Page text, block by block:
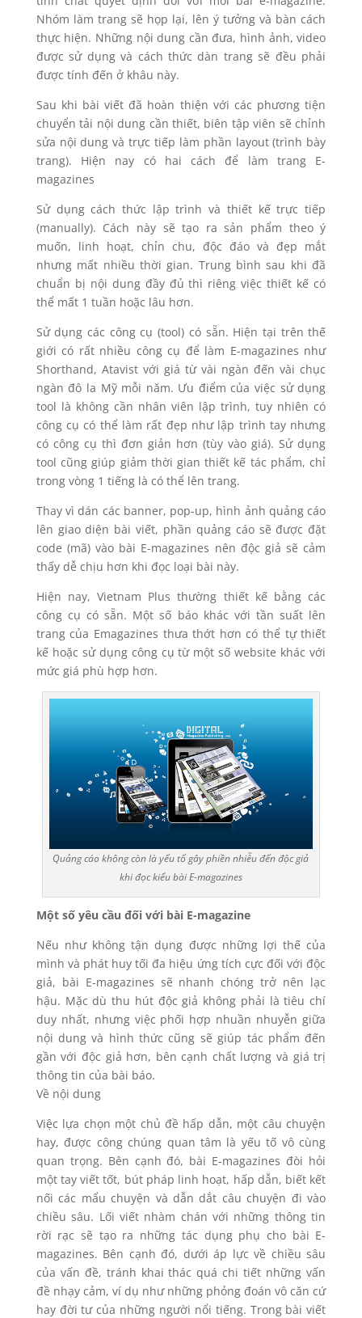
Nhóm làm trang sẽ họp lại, lên ý tưởng và bàn cách
thực hiện. Những nội dung cần đưa, hình ảnh, video
được sử dụng và cách thức dàn trang sẽ đều phải
được tính đến ở khâu này.
Sau khi bài viết đã hoàn thiện với các phương tiện
chuyển tải nội dung cần thiết, biên tập viên sẽ chỉnh
sửa nội dung và trực tiếp làm phần layout (trình bày
trang). Hiện nay có hai cách để làm trang E-
magazines
Sử dụng cách thức lập trình và thiết kế trực tiếp
(manually). Cách này sẽ tạo ra sản phẩm theo ý
muốn, linh hoạt, chỉn chu, độc đáo và đẹp mắt
nhưng mất nhiều thời gian. Trung bình sau khi đã
chuẩn bị nội dung đầy đủ thì riêng việc thiết kế có
thể mất 1 tuần hoặc lâu hơn.
Sử dụng các công cụ (tool) có sẵn. Hiện tại trên thế
giới có rất nhiều công cụ để làm E-magazines như
Shorthand, Atavist với giá từ vài ngàn đến vài chục
ngàn đô la Mỹ mỗi năm. Ưu điểm của việc sử dụng
tool là không cần nhân viên lập trình, tuy nhiên có
công cụ có thể làm rất đẹp như lập trình tay nhưng
có công cụ thì đơn giản hơn (tùy vào giá). Sử dụng
tool cũng giúp giảm thời gian thiết kế tác phẩm, chỉ
trong vòng 1 tiếng là có thể lên trang.
Thay vì dán các banner, pop-up, hình ảnh quảng cáo
lên giao diện bài viết, phần quảng cáo sẽ được đặt
code (mã) vào bài E-magazines nên độc giả sẽ cảm
thấy dễ chịu hơn khi đọc loại bài này.
Hiện nay, Vietnam Plus thường thiết kế bằng các
công cụ có sẵn. Một số báo khác với tần suất lên
trang của Emagazines thưa thớt hơn có thể tự thiết
kế hoặc sử dụng công cụ từ một số website khác với
mức giá phù hợp hơn.
Quảng cáo không còn là yếu tố gây phiền nhiễu đến độc giả
khi đọc kiểu bài E-magazines
Một số yêu cầu đối với bài E-magazine
Nếu như không tận dụng được những lợi thế của
mình và phát huy tối đa hiệu ứng tích cực đối với độc
giả, bài E-magazines sẽ nhanh chóng trở nên lạc
hậu. Mặc dù thu hút độc giả không phải là tiêu chí
duy nhất, nhưng việc phối hợp nhuần nhuyễn giữa
nội dung và hình thức cũng sẽ giúp tác phẩm đến
gần với độc giả hơn, bên cạnh chất lượng và giá trị
thông tin của bài báo.
Về nội dung
Việc lựa chọn một chủ đề hấp dẫn, một câu chuyện
hay, được công chúng quan tâm là yếu tố vô cùng
quan trọng. Bên cạnh đó, bài E-magazines đòi hỏi
một tay viết tốt, bút pháp linh hoạt, hấp dẫn, biết kết
nối các mẩu chuyện và dẫn dắt câu chuyện đi vào
chiều sâu. Lối viết nhàm chán với những thông tin
rời rạc sẽ tạo ra những tác dụng phụ cho bài E-
magazines. Bên cạnh đó, dưới áp lực về chiều sâu
của vấn đề, tránh khai thác quá chi tiết những vấn
đề nhạy cảm, ví dụ như những phỏng đoán vô căn cứ
hay đời tư của những người nổi tiếng. Trong bài viết